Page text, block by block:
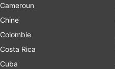
Cameroun
Chine
Colombie
Costa Rica
Cuba